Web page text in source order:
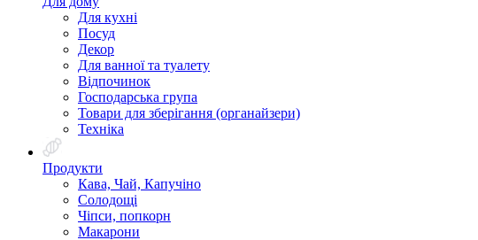
Для кухні
Посуд
Декор
Для ванної та туалету
Відпочинок
Господарська група
Товари для зберігання (органайзери)
Техніка
Продукти
Кава, Чай, Капучіно
Солодощі
Чіпси, попкорн
Макарони